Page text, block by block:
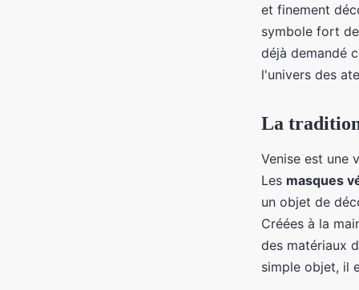
et finement
symbole fort
déjà demandé
l'univers des
La tradition
Venise est une
Les masques
un objet de
Créées à la
des matériaux
simple objet, il